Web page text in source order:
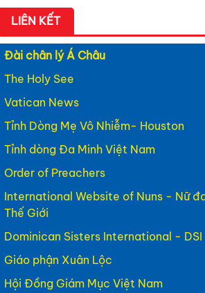
LIÊN KẾT
Đài chân lý Á Châu
The Holy See
Vatican News
Tỉnh Dòng Mẹ Vô Nhiễm- Houston
Tỉnh dòng Đa Minh Việt Nam
Order of Preachers
International Website of Nuns - Nữ
Thế Giới
Dominican Sisters International - DSI
Giáo phận Xuân Lộc
Hội Đồng Giám Mục Việt Nam